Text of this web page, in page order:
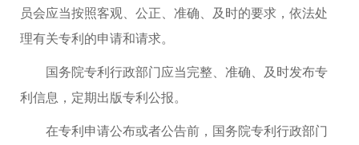
员会应当按照客观、公正、准确、及时的要求，依法处
理有关专利的申请和请求。
国务院专利行政部门应当完整、准确、及时发布专
利信息，定期出版专利公报。
在专利申请公布或者公告前，国务院专利行政部门